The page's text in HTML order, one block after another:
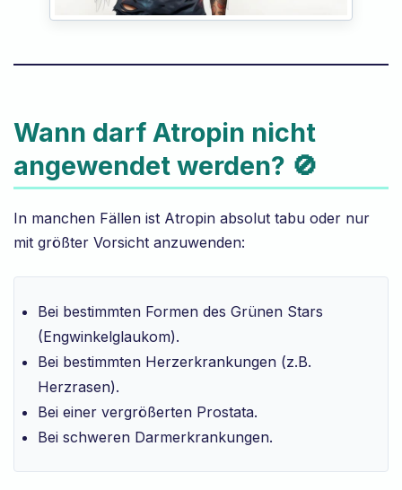
Wann darf Atropin nicht
angewendet werden? 🚫
In manchen Fällen ist Atropin absolut tabu oder nur
mit größter Vorsicht anzuwenden:
Bei bestimmten Formen des Grünen Stars
(Engwinkelglaukom).
Bei bestimmten Herzerkrankungen (z.B.
Herzrasen).
Bei einer vergrößerten Prostata.
Bei schweren Darmerkrankungen.